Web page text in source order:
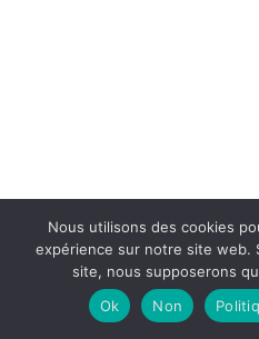
Nous utilisons des cookies
expérience sur notre site web.
site, nous supposerons
Ok
Non